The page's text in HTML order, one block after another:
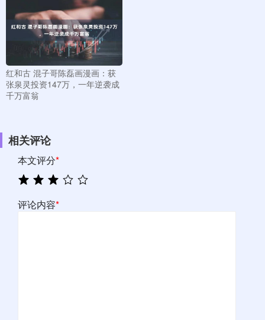
红和古 混子哥陈磊画漫画：获
张泉灵投资147万，一年逆袭成
千万富翁
相关评论
本文评分*
评论内容*